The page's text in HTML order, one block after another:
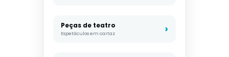
Peças de teatro
Espetáculos em cartaz